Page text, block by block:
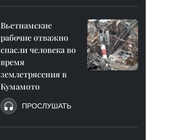
Вьетнамские
рабочие отважно
спасли человека во
время
землетрясения в
Кумамото
ПРОСЛУШАТЬ